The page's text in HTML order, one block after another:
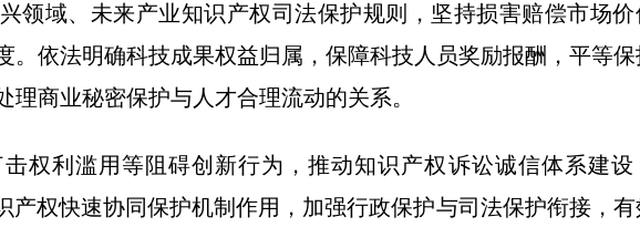
领域、未来产业知识产权司法保护规则，坚持损害赔偿市场价
。依法明确科技成果权益归属，保障科技人员奖励报酬，平等保
商业秘密保护与人才合理流动的关系。
击权利滥用等阻碍创新行为，推动知识产权诉讼诚信体系建设
产权快速协同保护机制作用，加强行政保护与司法保护衔接，有